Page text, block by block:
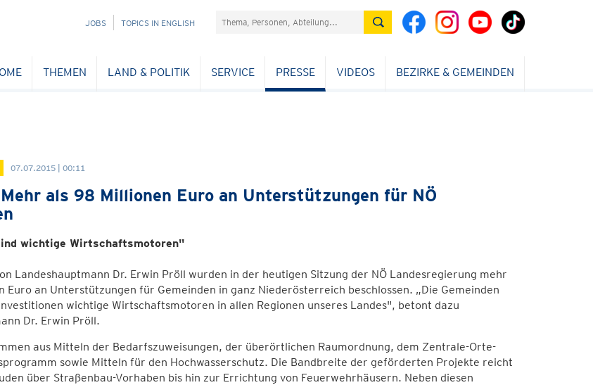
NAVIGATION
JOBS TOPICS IN ENGLISH Suchefeld
THEMEN LAND & POLITIK SERVICE PRESSE VIDEOS BEZIRKE & GEMEINDEN
07.07.2015 | 00:11
als 98 Millionen Euro an Unterstützungen für NÖ
wichtige Wirtschaftsmotoren"
Landeshauptmann Dr. Erwin Pröll wurden in der heutigen Sitzung der NÖ Landesregierung mehr
Euro an Unterstützungen für Gemeinden in ganz Niederösterreich beschlossen. „Die Gemeinden
wichtige Wirtschaftsmotoren in allen Regionen unseres Landes", betont dazu
Dr. Erwin Pröll.
aus Mitteln der Bedarfszuweisungen, der überörtlichen Raumordnung, dem Zentrale-Orte-
sowie Mitteln für den Hochwasserschutz. Die Bandbreite der geförderten Projekte reicht
über Straßenbau-Vorhaben bis hin zur Errichtung von Feuerwehrhäusern. Neben diesen